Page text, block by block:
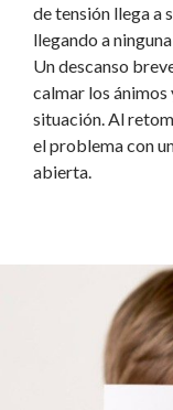
de tensión llega a
llegando a
Un descanso
calmar los
situación. Al
el problema con
abierta.